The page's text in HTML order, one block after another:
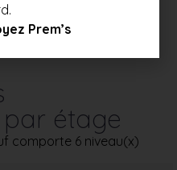
étage
comporte 6 niveau(x)
Prem’s